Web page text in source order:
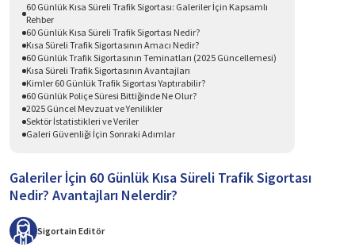
Galeriler İçin 60 Günlük Kısa Süreli Trafik Sigortası
Nedir? Avantajları Nelerdir?
Sigortain Editör
60 Günlük Kısa Süreli Trafik Sigortası: Galeriler İçin Kapsamlı
Rehber
60 Günlük Kısa Süreli Trafik Sigortası Nedir?
Kısa Süreli Trafik Sigortasının Amacı Nedir?
60 Günlük Trafik Sigortasının Teminatları (2025 Güncellemesi)
Kısa Süreli Trafik Sigortasının Avantajları
Kimler 60 Günlük Trafik Sigortası Yaptırabilir?
60 Günlük Poliçe Süresi Bittiğinde Ne Olur?
2025 Güncel Mevzuat ve Yenilikler
Sektör İstatistikleri ve Veriler
Galeri Güvenliği İçin Sonraki Adımlar